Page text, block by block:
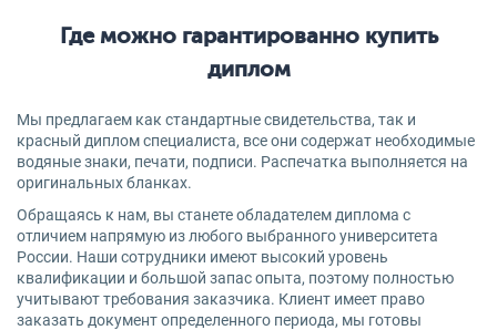
Где можно гарантированно купить
диплом
Мы предлагаем как стандартные свидетельства, так и
красный диплом специалиста, все они содержат необходимые
водяные знаки, печати, подписи. Распечатка выполняется на
оригинальных бланках.
Обращаясь к нам, вы станете обладателем диплома с
отличием напрямую из любого выбранного университета
России. Наши сотрудники имеют высокий уровень
квалификации и большой запас опыта, поэтому полностью
учитывают требования заказчика. Клиент имеет право
заказать документ определенного периода, мы готовы